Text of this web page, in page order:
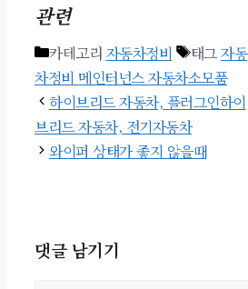
관련
카테고리 자동차정비 태그자동
차정비 메인터넌스 자동차소모품
하이브리드 자동차, 플러그인하이
브리드 자동차, 전기자동차
와이퍼 상태가 좋지 않을때
댓글 남기기